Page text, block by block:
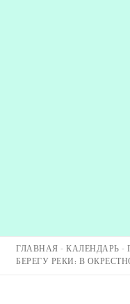
ГЛАВНАЯ -КАЛЕНДАРЬ -
БЕРЕГУ РЕКИ: В